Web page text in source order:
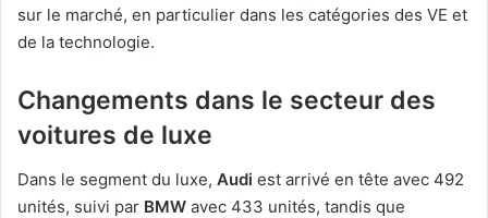
sur le marché, en particulier dans les catégories des VE et
de la technologie.
Changements dans le secteur des
voitures de luxe
Dans le segment du luxe, Audi est arrivé en tête avec 492
unités, suivi par BMW avec 433 unités, tandis que